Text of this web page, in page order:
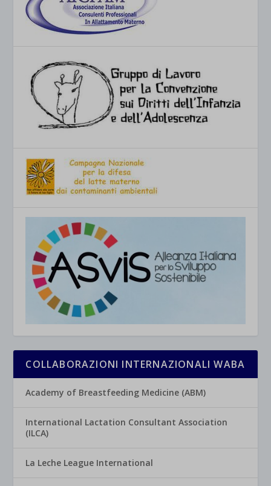
COLLABORAZIONI INTERNAZIONALI WABA
Academy of Breastfeeding Medicine (ABM)
International Lactation Consultant Association
(ILCA)
La Leche League International